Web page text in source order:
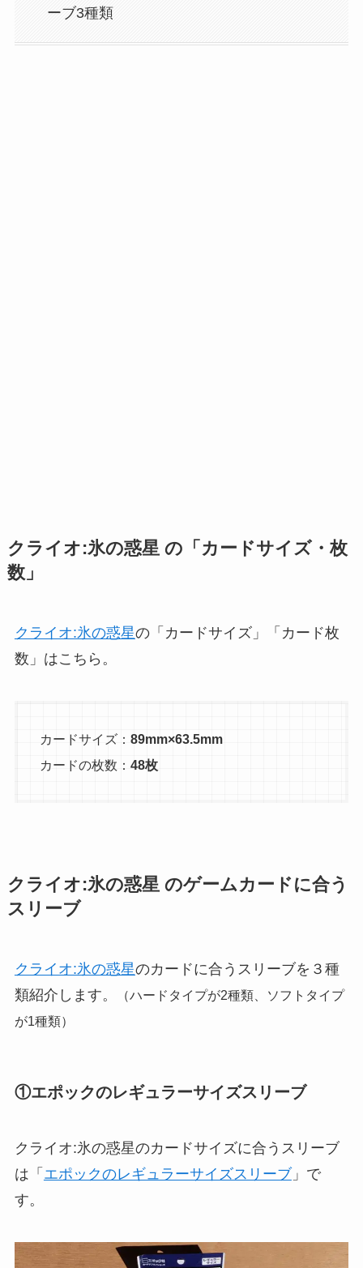
ーブ3種類
クライオ:氷の惑星 の「カードサイズ・枚
数」
クライオ:氷の惑星の「カードサイズ」「カード枚
数」はこちら。
カードサイズ： 89mm×63.5mm
カードの枚数： 48枚
クライオ:氷の惑星 のゲームカードに合う
スリーブ
クライオ:氷の惑星のカードに合うスリーブを３種
類紹介します。
（ハードタイプが2種類、ソフトタイプ
が1種類）
①エポックのレギュラーサイズスリーブ
クライオ:氷の惑星のカードサイズに合うスリーブ
は「 エポックのレギュラーサイズスリーブ」で
す。